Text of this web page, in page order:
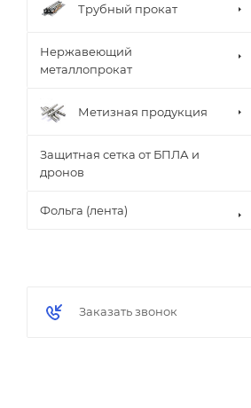
Трубный прокат
Нержавеющий
металлопрокат
Метизная продукция
Защитная сетка от БПЛА и
дронов
Фольга (лента)
Заказать звонок